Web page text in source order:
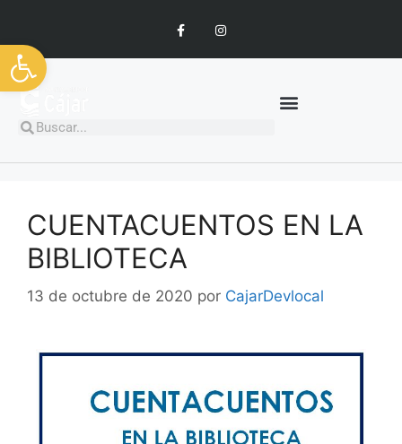
Abrir barra de herramientas
CUENTACUENTOS EN LA
BIBLIOTECA
13 de octubre de 2020 por CajarDevlocal